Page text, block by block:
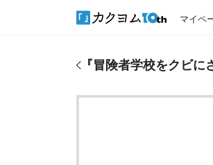
マイペ
『冒険者学校をクビ